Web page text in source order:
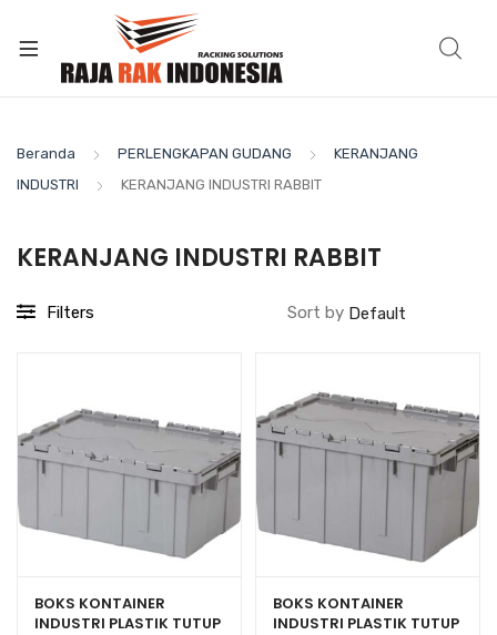
Beranda PERLENGKAPAN GUDANG
KERANJANG
INDUSTRI
KERANJANG INDUSTRI RABBIT
KERANJANG INDUSTRI RABBIT
Filters Sort by
BOKS KONTAINER
INDUSTRI PLASTIK TUTUP
BOKS KONTAINER
INDUSTRI PLASTIK TUTUP